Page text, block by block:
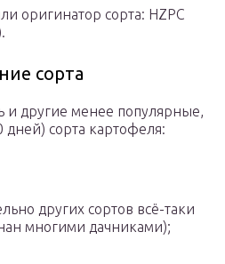
оригинатор сорта: HZPC
сорта
и другие менее популярные,
сорта картофеля:
других сортов всё-таки
многими дачниками);